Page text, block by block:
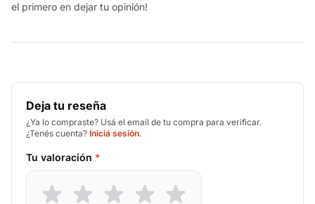
el primero en dejar tu opinión!
Deja tu reseña
¿Ya lo compraste? Usá el email de tu compra para verificar.
¿Tenés cuenta? Iniciá sesión.
Tu valoración *